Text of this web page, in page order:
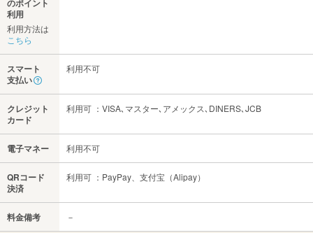
のポイント
利用
利用方法は
こちら
スマート
支払い
利用不可
クレジット
カード
利用可 ：VISA､マスター､アメックス､DINERS､JCB
電子マネー 利用不可
QRコード
決済
利用可 ：PayPay、支付宝（Alipay）
料金備考 －